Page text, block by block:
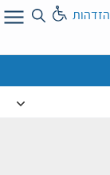
הזדהות